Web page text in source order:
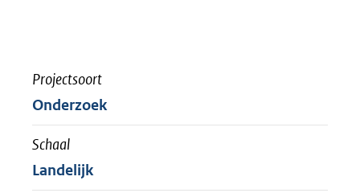
Projectsoort
Onderzoek
Schaal
Landelijk